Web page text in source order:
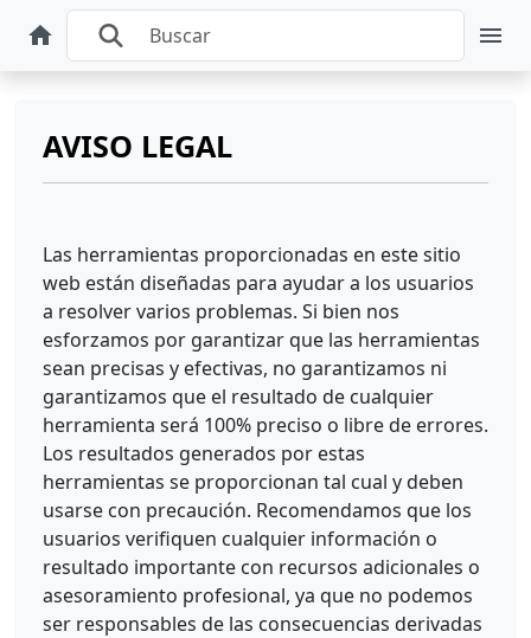
AVISO LEGAL
Las herramientas proporcionadas en este sitio
web están diseñadas para ayudar a los usuarios
a resolver varios problemas. Si bien nos
esforzamos por garantizar que las herramientas
sean precisas y efectivas, no garantizamos ni
garantizamos que el resultado de cualquier
herramienta será 100% preciso o libre de errores.
Los resultados generados por estas
herramientas se proporcionan tal cual y deben
usarse con precaución. Recomendamos que los
usuarios verifiquen cualquier información o
resultado importante con recursos adicionales o
asesoramiento profesional, ya que no podemos
ser responsables de las consecuencias derivadas